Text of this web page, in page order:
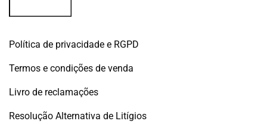
Política de privacidade e RGPD
Termos e condições de venda
Livro de reclamações
Resolução Alternativa de Litígios